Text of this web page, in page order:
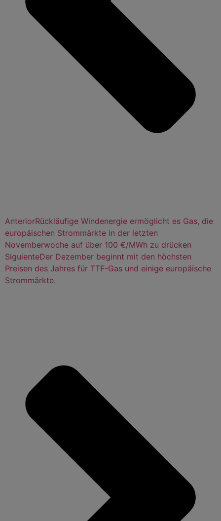
AnteriorRückläufige Windenergie ermöglicht es Gas, die
europäischen Strommärkte in der letzten
Novemberwoche auf über 100 €/MWh zu drücken
SiguienteDer Dezember beginnt mit den höchsten
Preisen des Jahres für TTF-Gas und einige europäische
Strommärkte.